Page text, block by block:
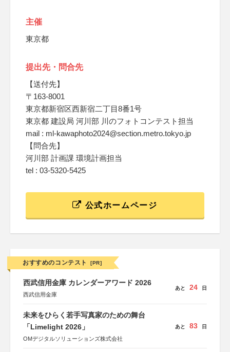
主催
東京都
提出先・問合先
【送付先】
〒163-8001
東京都新宿区西新宿二丁目8番1号
東京都 建設局 河川部 川のフォトコンテスト担当
mail : ml-kawaphoto2024@section.metro.tokyo.jp
【問合先】
河川部 計画課 環境計画担当
tel : 03-5320-5425
公式ホームページ
おすすめのコンテスト [PR]
西武信用金庫 カレンダーアワード 2026
西武信用金庫
あと 24 日
未来をひらく若手写真家のための舞台
「Limelight 2026」
OMデジタルソリューションズ株式会社
あと 83 日